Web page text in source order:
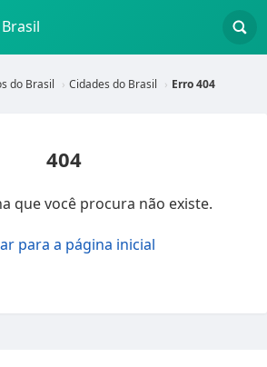
do Brasil Cidades do Brasil Erro 404
404
que você procura não existe.
para a página inicial